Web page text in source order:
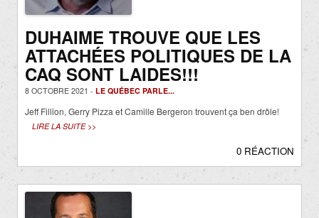
DUHAIME TROUVE QUE LES
ATTACHÉES POLITIQUES DE LA
CAQ SONT LAIDES!!!
8 OCTOBRE 2021 - LE QUÉBEC PARLE...
Jeff Fillion, Gerry Pizza et Camille Bergeron trouvent ça ben drôle!
LIRE LA SUITE >>
0 RÉACTION